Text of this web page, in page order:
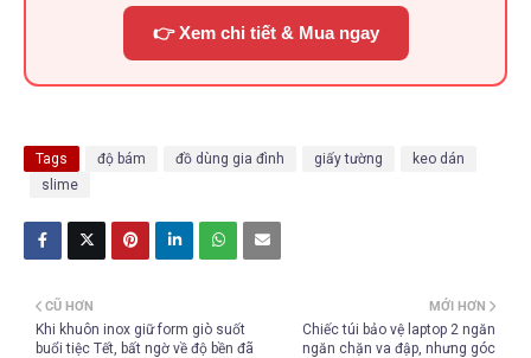
👉 Xem chi tiết & Mua ngay
Tags độ bám đồ dùng gia đình giấy tường
keo dán
slime
MỚI HƠN
Chiếc túi bảo vệ laptop 2 ngăn
ngăn chặn va đập, nhưng góc
CŨ HƠN
Khi khuôn inox giữ form giò suốt
buổi tiệc Tết, bất ngờ về độ bền đã